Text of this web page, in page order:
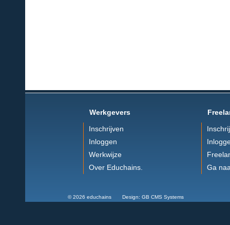
Werkgevers
Inschrijven
Inloggen
Werkwijze
Over Educhains.
Ga
© 2026 educhains Design: GB CMS Systems